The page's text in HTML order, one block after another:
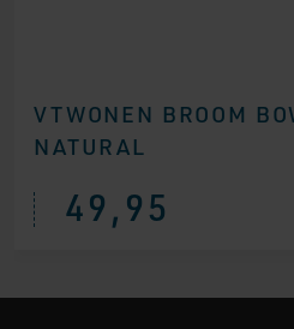
VTWONEN BROOM
NATURAL
49,95